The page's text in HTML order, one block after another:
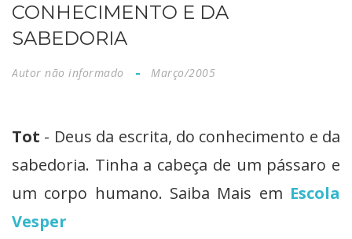
CONHECIMENTO E DA
SABEDORIA
Autor não informado Março/2005
Tot - Deus da escrita, do conhecimento e da
sabedoria. Tinha a cabeça de um pássaro e
um corpo humano. Saiba Mais em Escola
Vesper